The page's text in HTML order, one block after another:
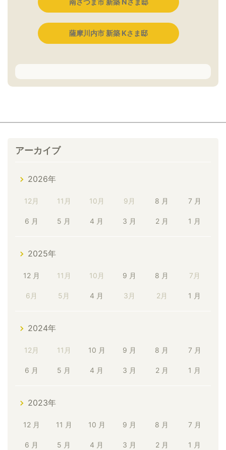
南さつま市 新築 Nさま邸
薩摩川内市 新築 Kさま邸
アーカイブ
2026年
12月 11月 10月 9月 8 月 7 月
6 月 5 月 4 月 3 月 2 月 1 月
2025年
12 月 11月 10月 9 月 8 月 7月
6月 5月 4 月 3月 2月 1 月
2024年
12月 11月 10 月 9 月 8 月 7 月
6 月 5 月 4 月 3 月 2 月 1 月
2023年
12 月 11 月 10 月 9 月 8 月 7 月
6 月 5 月 4 月 3 月 2 月 1 月